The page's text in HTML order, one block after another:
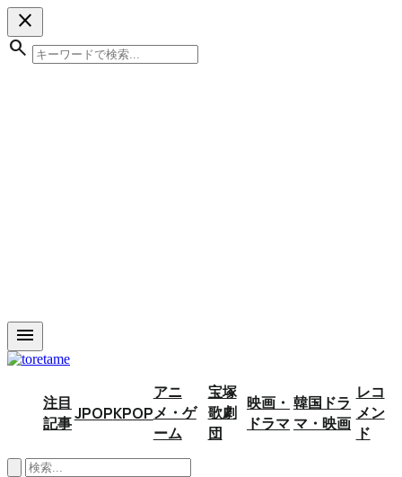
close
search
menu
注目
記事JPOPKPOP
アニ
メ・ゲ
ーム
宝塚
歌劇
団
映画・
ドラマ
韓国ドラ
マ・映画
レコ
メン
ド